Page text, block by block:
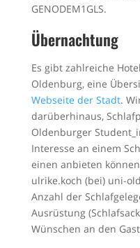
GENODEM1GLS.
Übernachtung
Es gibt zahlreiche
Oldenburg, eine
Webseite der Stadt.
darüberhinaus,
Oldenburger
Interesse an einem
einen anbieten
ulrike.koch (bei) uni-
Anzahl der
Ausrüstung
Wünschen an den